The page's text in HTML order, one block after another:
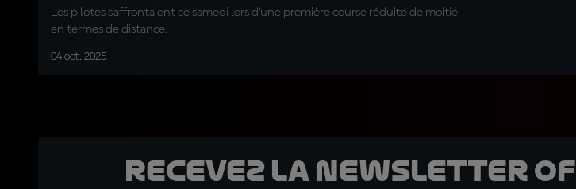
Les pilotes s'affrontaient ce samedi lors d'une première course réduite de moitié
en termes de distance.
04 oct. 2025
Recevez la Newsletter